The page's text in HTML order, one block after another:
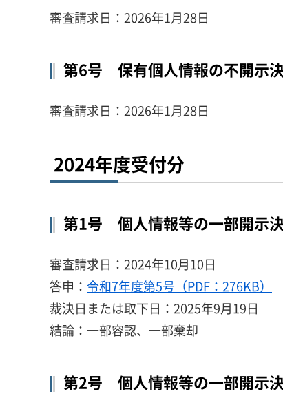
審査請求日：2026年1月28日
第6号 保有個人情報の不開示
審査請求日：2026年1月28日
2024年度受付分
第1号 個人情報等の一部開示
審査請求日：2024年10月10日
答申： 令和7年度第5号（PDF：276KB）
裁決日または取下日：2025年9月19日
結論：一部容認、一部棄却
第2号 個人情報等の一部開示